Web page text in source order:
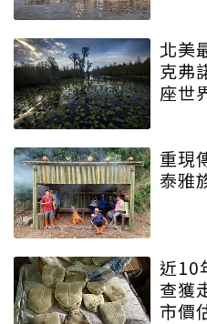
北美
克弗
座世
重現
泰雅
近10
查獲
市價